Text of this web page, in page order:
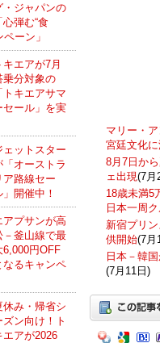
・ジャパンの
心弾む“食
ーン」
キエアが7月
乗分対象の
トキエアサマ
セール」を実
ェットスター
「オーストラ
ア路線セー
」開催中！
アプサンが高
－釜山線で最
6,000円OFF
なるキャンペ
休み・帰省シ
ズン向け！ト
エアが2026
マリー・
宮廷文化に
8月7日か
ェ出現(7月
18歳未満5
日本一周
新宿プリ
供開始(7月
日本－韓
(7月11日)